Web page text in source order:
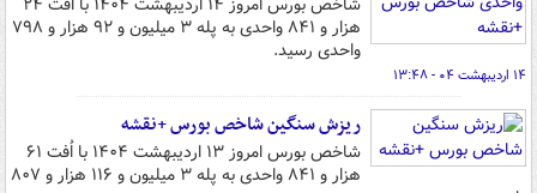
هزار و ۸۴۱ واحدی به پله ۳ میلیون و ۹۲ هزار و ۷۹۸
واحدی رسید.
۱۴ اردیبهشت ۰۴ - ۱۳:۴۸
ریزش سنگین شاخص بورس +نقشه
شاخص بورس امروز ۱۳ اردیبهشت ۱۴۰۴ با اُفت ۶۱
هزار و ۸۴۱ واحدی به پله ۳ میلیون و ۱۱۶ هزار و ۸۰۷